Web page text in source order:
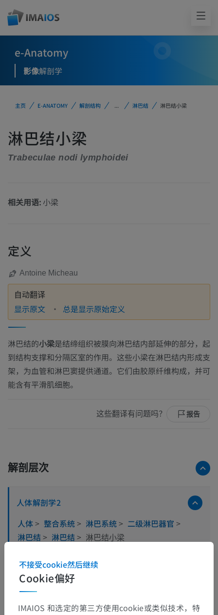
e-Anatomy
影像解剖学
主页 E-ANATOMY 解剖结构 ... 淋巴结 淋巴结小梁
淋巴结小梁
Trabeculae nodi lymphoidei
相关用语: 小梁
定义
Antoine Micheau
自动翻译
显示原文 总是显示原始定义
淋巴结的小梁是结缔组织被膜向淋巴结内部延伸的部分，起
到结构支撑和分隔区室的作用。这些小梁在淋巴结内形成支
架，为血管和淋巴窦提供通道。它们由胶原纤维构成，并可
能含有平滑肌细胞。
这些翻译有问题吗？ 报告
解剖层次
人体解剖学2
人体> 整合系统> 淋巴系统> 二级淋巴器官 >
淋巴结 > 淋巴结 > 淋巴结小梁
底层结构：这个解剖部位没有子结构
Cookie偏好
不接受cookie然后继续
IMAIOS 和选定的第三方使用cookie或类似技术，特